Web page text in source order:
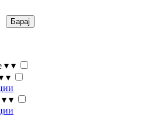
Барај
▾ ▾
▾
▾ ▾